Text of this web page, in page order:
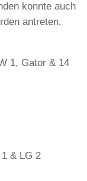
konnte auch
antreten.
1, Gator & 14
& LG 2